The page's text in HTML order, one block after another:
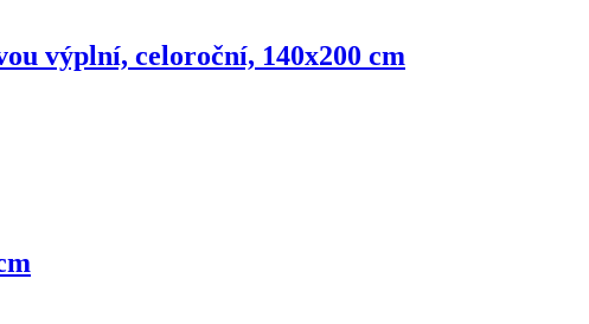
výplní, celoroční, 140x200 cm